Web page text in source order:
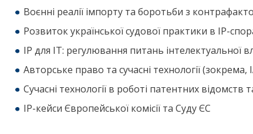
Воєнні реалії імпорту та боротьби з
Розвиток української судової практики в ІР-
ІР для ІТ: регулювання питань інтелектуальної
Авторське право та сучасні технології (зокрема,
Сучасні технології в роботі патентних відомств
ІР-кейси Європейської комісії та Суду ЄС